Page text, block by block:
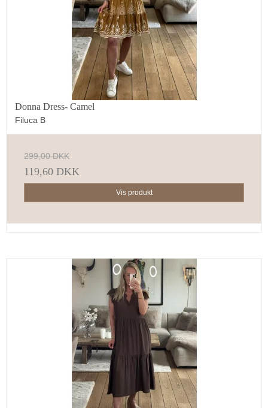
Donna Dress- Camel
Filuca B
299,00 DKK
119,60 DKK
Vis produkt